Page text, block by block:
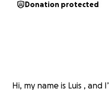
Donation protected
Hi, my name is Luis , and